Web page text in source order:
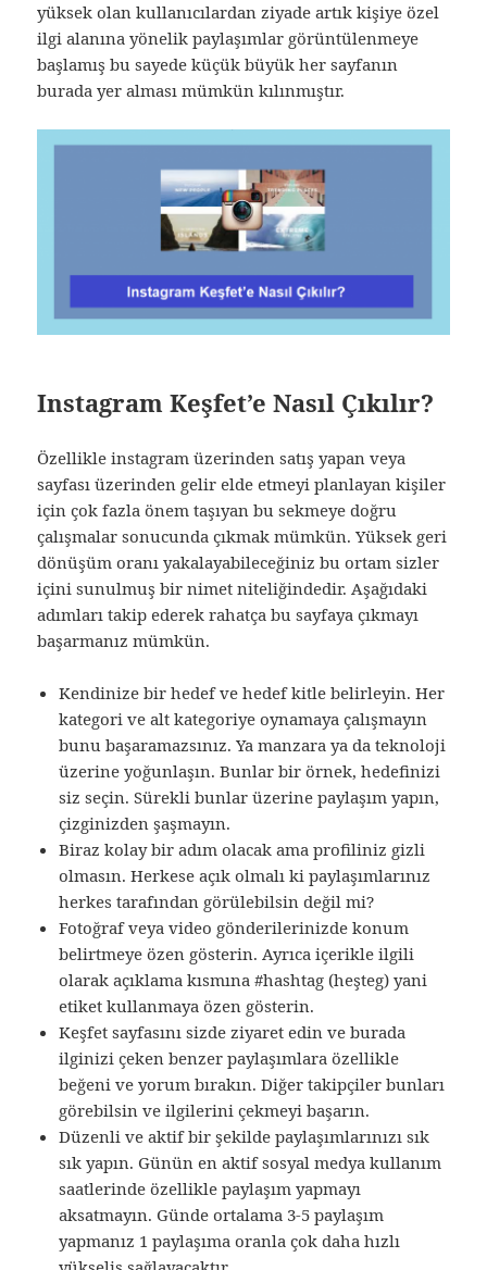
yüksek olan kullanıcılardan ziyade artık kişiye özel
ilgi alanına yönelik paylaşımlar görüntülenmeye
başlamış bu sayede küçük büyük her sayfanın
burada yer alması mümkün kılınmıştır.
Instagram Keşfet’e Nasıl Çıkılır?
Özellikle instagram üzerinden satış yapan veya
sayfası üzerinden gelir elde etmeyi planlayan kişiler
için çok fazla önem taşıyan bu sekmeye doğru
çalışmalar sonucunda çıkmak mümkün. Yüksek geri
dönüşüm oranı yakalayabileceğiniz bu ortam sizler
içini sunulmuş bir nimet niteliğindedir. Aşağıdaki
adımları takip ederek rahatça bu sayfaya çıkmayı
başarmanız mümkün.
Kendinize bir hedef ve hedef kitle belirleyin. Her
kategori ve alt kategoriye oynamaya çalışmayın
bunu başaramazsınız. Ya manzara ya da teknoloji
üzerine yoğunlaşın. Bunlar bir örnek, hedefinizi
siz seçin. Sürekli bunlar üzerine paylaşım yapın,
çizginizden şaşmayın.
Biraz kolay bir adım olacak ama profiliniz gizli
olmasın. Herkese açık olmalı ki paylaşımlarınız
herkes tarafından görülebilsin değil mi?
Fotoğraf veya video gönderilerinizde konum
belirtmeye özen gösterin. Ayrıca içerikle ilgili
olarak açıklama kısmına #hashtag (heşteg) yani
etiket kullanmaya özen gösterin.
Keşfet sayfasını sizde ziyaret edin ve burada
ilginizi çeken benzer paylaşımlara özellikle
beğeni ve yorum bırakın. Diğer takipçiler bunları
görebilsin ve ilgilerini çekmeyi başarın.
Düzenli ve aktif bir şekilde paylaşımlarınızı sık
sık yapın. Günün en aktif sosyal medya kullanım
saatlerinde özellikle paylaşım yapmayı
aksatmayın. Günde ortalama 3-5 paylaşım
yapmanız 1 paylaşıma oranla çok daha hızlı